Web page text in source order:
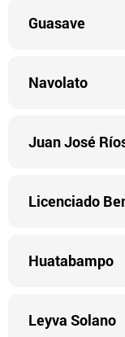
Guasave
Navolato
Juan José
Licenciado
Huatabampo
Leyva Solano